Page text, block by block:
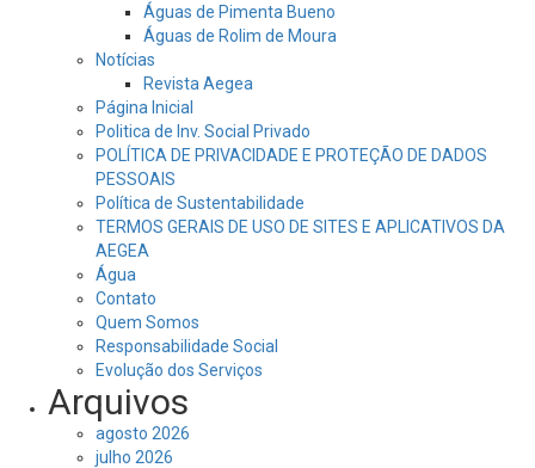
Águas de Pimenta Bueno
Águas de Rolim de Moura
Notícias
Revista Aegea
Página Inicial
Politica de Inv. Social Privado
POLÍTICA DE PRIVACIDADE E PROTEÇÃO DE DADOS
PESSOAIS
Política de Sustentabilidade
TERMOS GERAIS DE USO DE SITES E APLICATIVOS DA
AEGEA
Água
Contato
Quem Somos
Responsabilidade Social
Evolução dos Serviços
Arquivos
agosto 2026
julho 2026